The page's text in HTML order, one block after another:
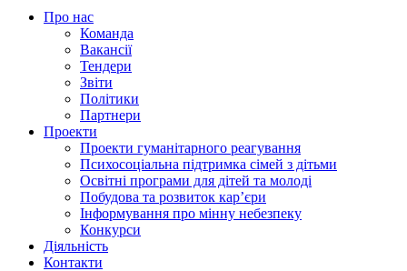
Про нас
Команда
Вакансії
Тендери
Звіти
Політики
Партнери
Проекти
Проекти гуманітарного реагування
Психосоціальна підтримка сімей з дітьми
Освітні програми для дітей та молоді
Побудова та розвиток кар’єри
Інформування про мінну небезпеку
Конкурси
Діяльність
Контакти